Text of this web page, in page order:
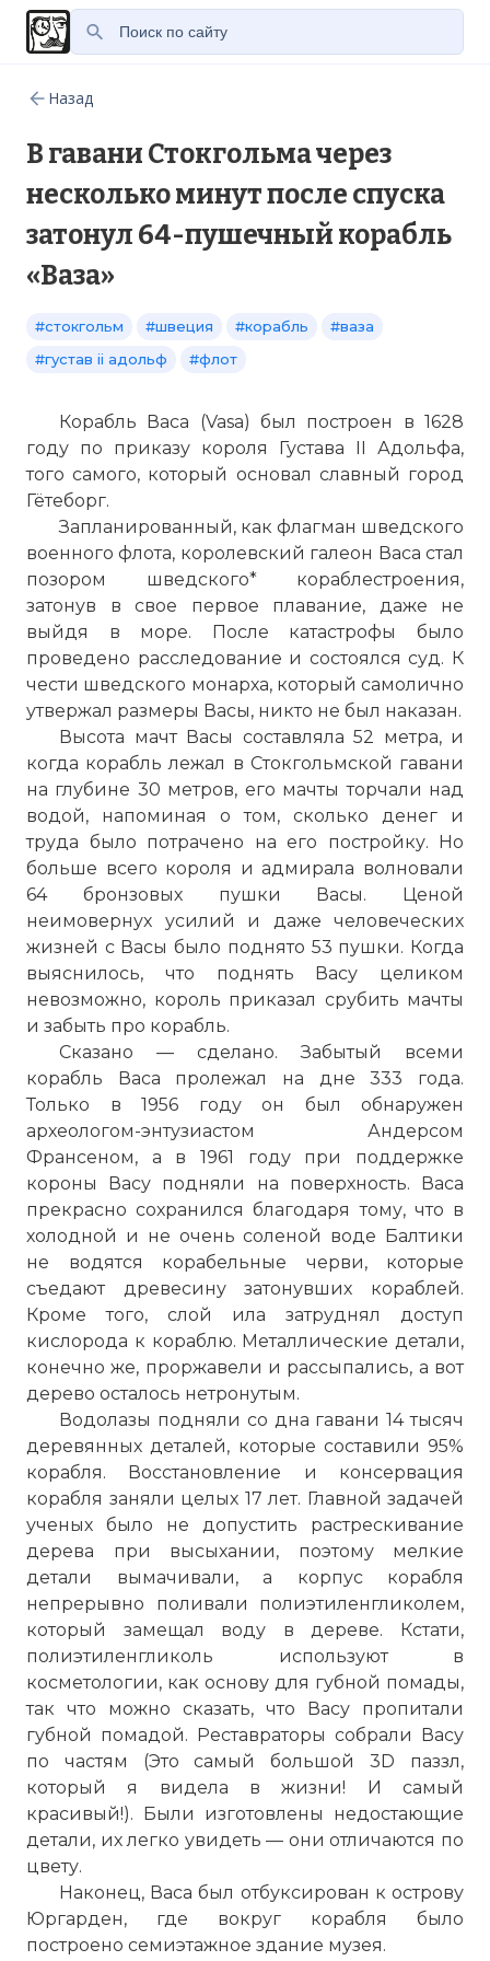
Назад
В гавани Стокгольма через
несколько минут после спуска
затонул 64-пушечный корабль
«Ваза»
#стокгольм #швеция #корабль
#ваза
#густав ii адольф
#флот
Корабль Васа (Vasa) был построен в 1628
году по приказу короля Густава II Адольфа,
того самого, который основал славный город
Гётеборг.
Запланированный, как флагман шведского
военного флота, королевский галеон Васа стал
позором шведского* кораблестроения,
затонув в свое первое плавание, даже не
выйдя в море. После катастрофы было
проведено расследование и состоялся суд. К
чести шведского монарха, который самолично
утвержал размеры Васы, никто не был наказан.
Высота мачт Васы составляла 52 метра, и
когда корабль лежал в Стокгольмской гавани
на глубине 30 метров, его мачты торчали над
водой, напоминая о том, сколько денег и
труда было потрачено на его постройку. Но
больше всего короля и адмирала волновали
64 бронзовых пушки Васы. Ценой
неимовернух усилий и даже человеческих
жизней с Васы было поднято 53 пушки. Когда
выяснилось, что поднять Васу целиком
невозможно, король приказал срубить мачты
и забыть про корабль.
Сказано — сделано. Забытый всеми
корабль Васа пролежал на дне 333 года.
Только в 1956 году он был обнаружен
археологом-энтузиастом Андерсом
Франсеном, а в 1961 году при поддержке
короны Васу подняли на поверхность. Васа
прекрасно сохранился благодаря тому, что в
холодной и не очень соленой воде Балтики
не водятся корабельные черви, которые
съедают древесину затонувших кораблей.
Кроме того, слой ила затруднял доступ
кислорода к кораблю. Металлические детали,
конечно же, проржавели и рассыпались, а вот
дерево осталось нетронутым.
Водолазы подняли со дна гавани 14 тысяч
деревянных деталей, которые составили 95%
корабля. Восстановление и консервация
корабля заняли целых 17 лет. Главной задачей
ученых было не допустить растрескивание
дерева при высыхании, поэтому мелкие
детали вымачивали, а корпус корабля
непрерывно поливали полиэтиленгликолем,
который замещал воду в дереве. Кстати,
полиэтиленгликоль используют в
косметологии, как основу для губной помады,
так что можно сказать, что Васу пропитали
губной помадой. Реставраторы собрали Васу
по частям (Это самый большой 3D паззл,
который я видела в жизни! И самый
красивый!). Были изготовлены недостающие
детали, их легко увидеть — они отличаются по
цвету.
Наконец, Васа был отбуксирован к острову
Юргарден, где вокруг корабля было
построено семиэтажное здание музея.